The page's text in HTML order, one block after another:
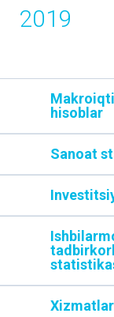
2019
hisoblar
Sanoat